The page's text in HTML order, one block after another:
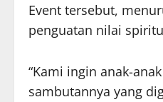
Event tersebut,
penguatan nilai
“Kami ingin anak-
sambutannya yang